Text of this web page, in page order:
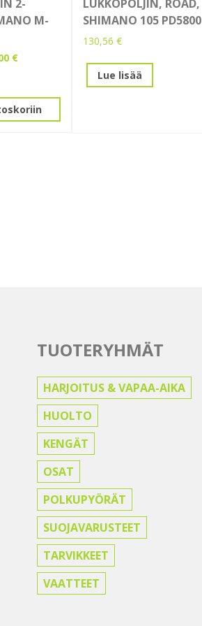
2-
M-
€.
€Nykyinen
119,00 €.
LUKKOPOLJIN, ROAD,
SHIMANO 105 PD5800
130,56 €
Lue lisää
TUOTERYHMÄT
HARJOITUS & VAPAA-AIKA
HUOLTO
KENGÄT
OSAT
POLKUPYÖRÄT
SUOJAVARUSTEET
TARVIKKEET
VAATTEET